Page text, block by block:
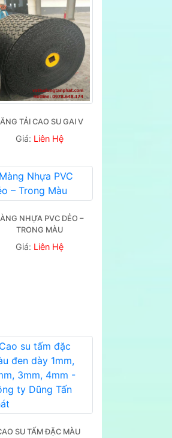
TẢI CAO SU GAI V
Giá: Liên Hệ
NHỰA PVC DẺO –
TRONG MÀU
Giá: Liên Hệ
SU TẤM ĐẶC MÀU